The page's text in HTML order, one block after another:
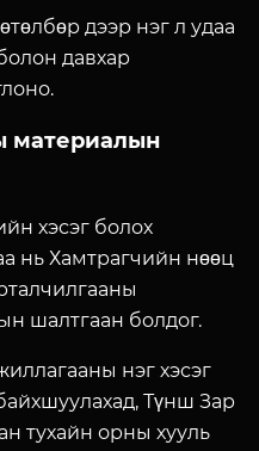
дээр нэг л удаа
давхар
материалын
хэсэг болох
нь Хамтрагчийн нөөц
шалтгаан болдог.
нэг хэсэг
Түнш Зар
тухайн орны хууль